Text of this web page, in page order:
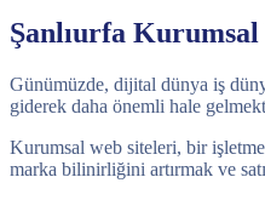
Şanlıurfa
Günümüzde, dijital dünya iş
giderek daha önemli hale
Kurumsal web siteleri, bir
marka bilinirliğini artırmak ve